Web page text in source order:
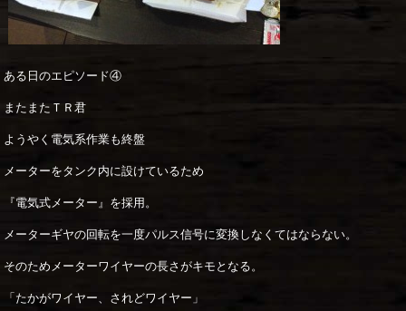
ある日のエピソード④
またまたＴＲ君
ようやく電気系作業も終盤
メーターをタンク内に設けているため
『電気式メーター』を採用。
メーターギヤの回転を一度パルス信号に変換しなくてはならない。
そのためメーターワイヤーの長さがキモとなる。
「たかがワイヤー、されどワイヤー」